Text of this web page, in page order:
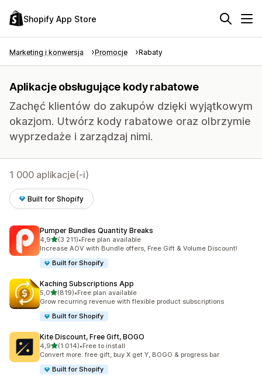
Shopify App Store
Marketing i konwersja Promocje Rabaty
Aplikacje obsługujące kody rabatowe
Zachęć klientów do zakupów dzięki wyjątkowym
okazjom. Utwórz kody rabatowe oraz olbrzymie
wyprzedaże i zarządzaj nimi.
1 000 aplikacje(-i)
Built for Shopify
Pumper Bundles Quantity Breaks
4,9na 5 gwiazdek
(3 211)
Łączna liczba recenzji: 3211
•Free plan available
Increase AOV with Bundle offers, Free Gift & Volume Discount!
Built for Shopify
Kaching Subscriptions App
5,0na 5 gwiazdek
(819)
Łączna liczba recenzji: 819
•Free plan available
Grow recurring revenue with flexible product subscriptions
Built for Shopify
Kite Discount, Free Gift, BOGO
4,9na 5 gwiazdek
(1 014)
Łączna liczba recenzji: 1014
•Free to install
Convert more: free gift, buy X get Y, BOGO & progress bar
Built for Shopify